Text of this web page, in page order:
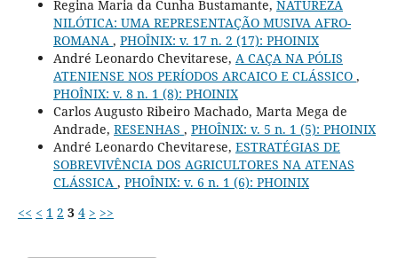
Regina Maria da Cunha Bustamante, NATUREZA
NILÓTICA: UMA REPRESENTAÇÃO MUSIVA AFRO-
ROMANA , PHOÎNIX: v. 17 n. 2 (17): PHOINIX
André Leonardo Chevitarese, A CAÇA NA PÓLIS
ATENIENSE NOS PERÍODOS ARCAICO E CLÁSSICO ,
PHOÎNIX: v. 8 n. 1 (8): PHOINIX
Carlos Augusto Ribeiro Machado, Marta Mega de
Andrade, RESENHAS , PHOÎNIX: v. 5 n. 1 (5): PHOINIX
André Leonardo Chevitarese, ESTRATÉGIAS DE
SOBREVIVÊNCIA DOS AGRICULTORES NA ATENAS
CLÁSSICA , PHOÎNIX: v. 6 n. 1 (6): PHOINIX
<< < 1 2 3 4 > >>